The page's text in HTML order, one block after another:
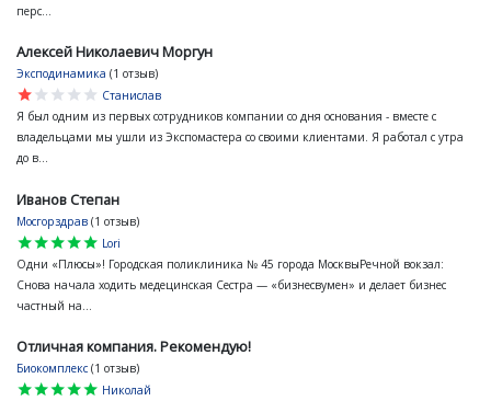
перс...
Алексей Николаевич Моргун
Эксподинамика (1 отзыв)
star
star
star
star
star
Станислав
Я был одним из первых сотрудников компании со дня основания - вместе с
владельцами мы ушли из Экспомастера со своими клиентами. Я работал с утра
до в...
Иванов Степан
Мосгорздрав (1 отзыв)
star
star
star
star
star
Lori
Одни «Плюсы»! Городская поликлиника № 45 города МосквыРечной вокзал:
Снова начала ходить медецинская Сестра — «бизнесвумен» и делает бизнес
частный на...
Отличная компания. Рекомендую!
Биокомплекс (1 отзыв)
star
star
star
star
star
Николай